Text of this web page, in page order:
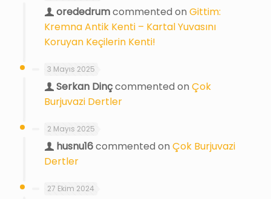
orededrumcommented on Gittim:
Kremna Antik Kenti – Kartal Yuvasını
Koruyan Keçilerin Kenti!
3 Mayıs 2025
Serkan Dinçcommented on Çok
Burjuvazi Dertler
2 Mayıs 2025
husnu16commented on Çok Burjuvazi
Dertler
27 Ekim 2024